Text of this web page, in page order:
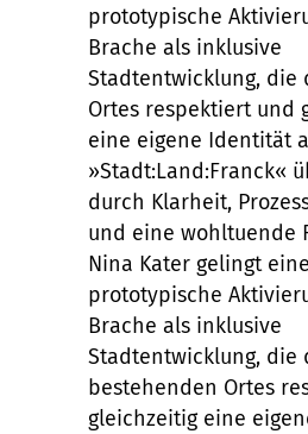
prototypische
Brache als inklusive
Stadtentwicklung, die
Ortes respektiert und
eine eigene Identität
»Stadt:Land:Franck«
durch Klarheit,
und eine wohltuende
Nina Kater gelingt eine
prototypische
Brache als inklusive
Stadtentwicklung, die
bestehenden Ortes
gleichzeitig eine